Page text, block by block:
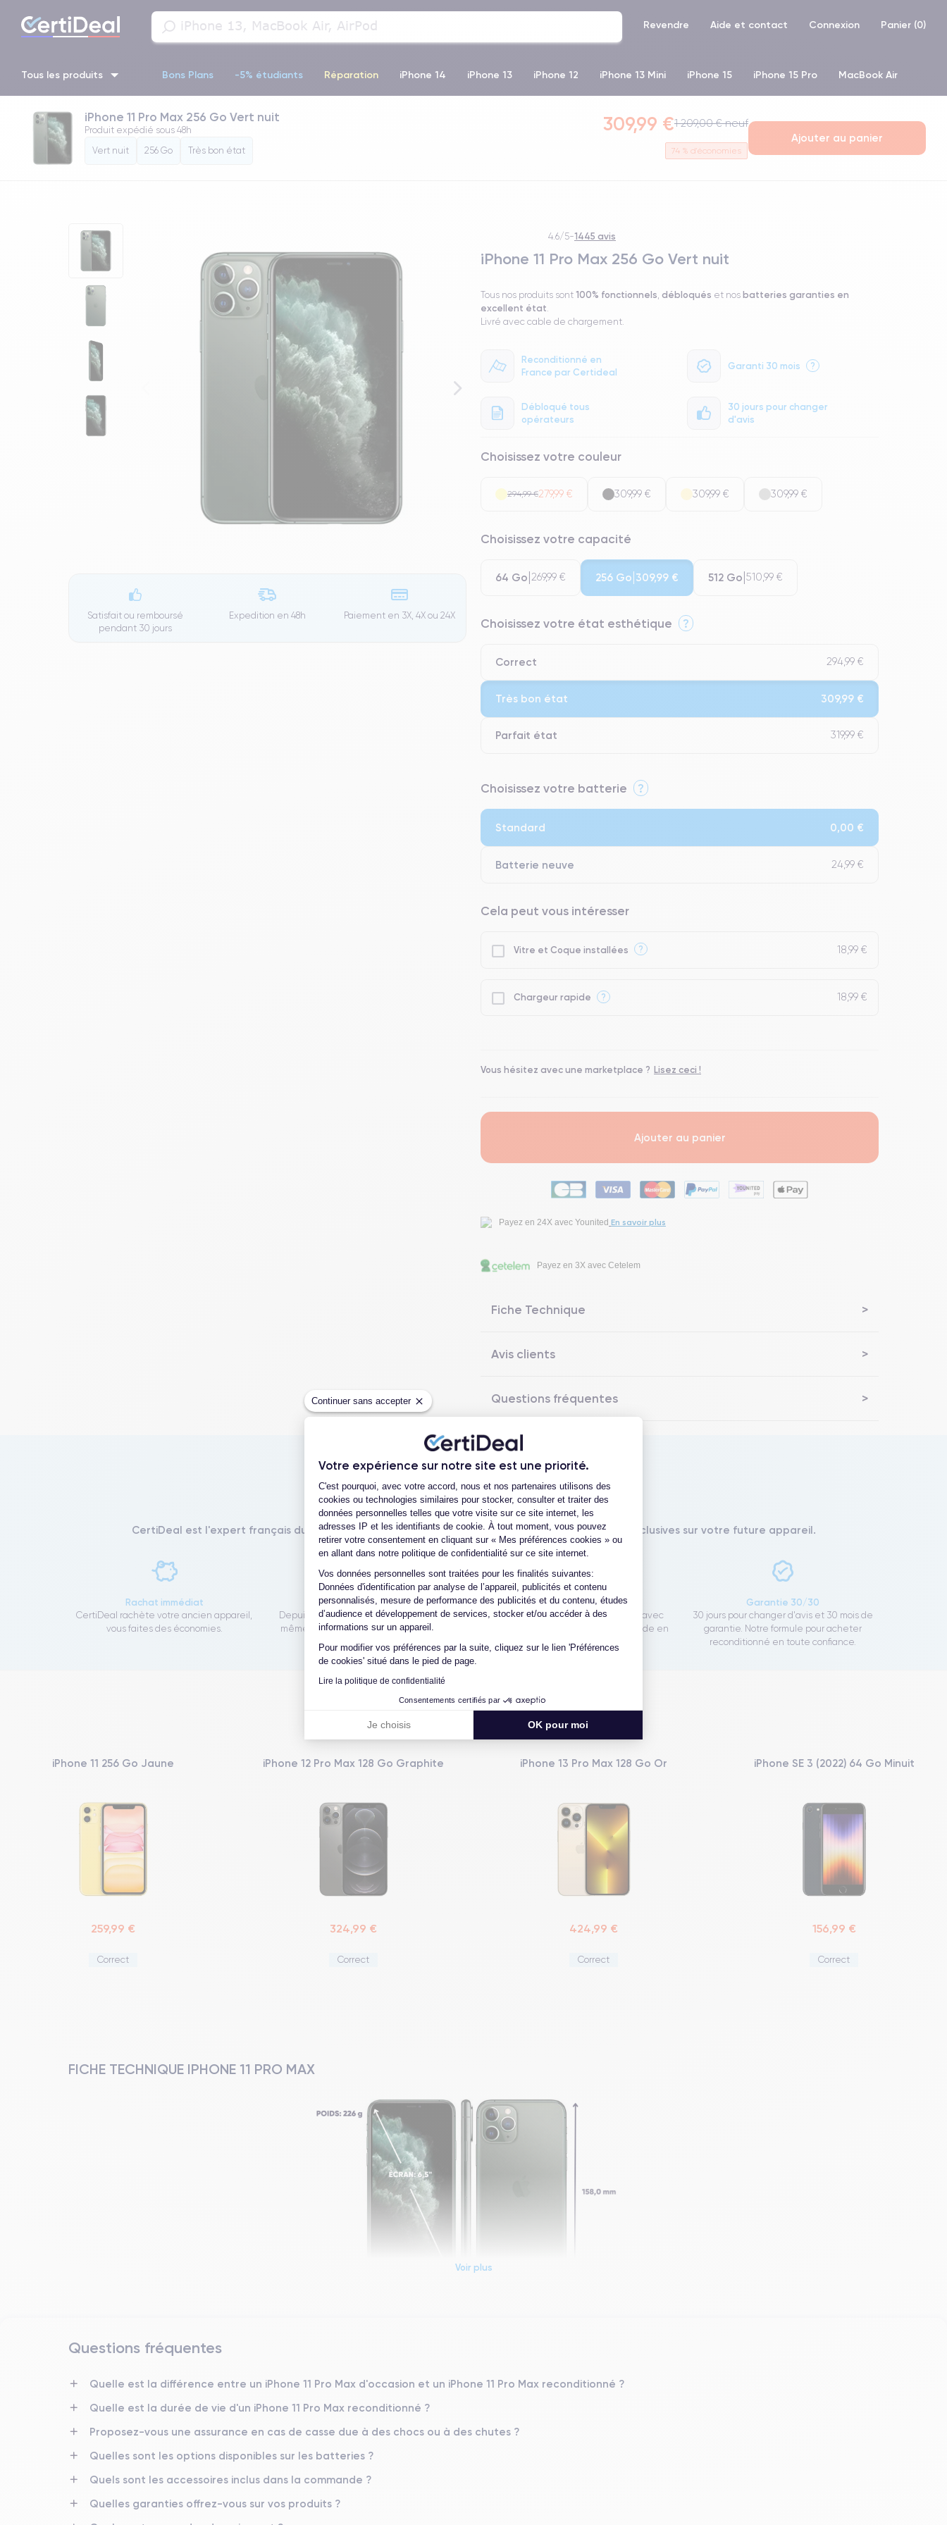
Continuer sans accepter
Votre expérience sur notre site est une priorité.
Plateforme de Gestion du Consentement : Personnalisez vos Options
C'est pourquoi, avec votre accord, nous et nos partenaires utilisons des
cookies ou technologies similaires pour stocker, consulter et traiter des
données personnelles telles que votre visite sur ce site internet, les
adresses IP et les identifiants de cookie. À tout moment, vous pouvez
retirer votre consentement en cliquant sur « Mes préférences cookies » ou
en allant dans notre politique de confidentialité sur ce site internet.
Vos données personnelles sont traitées pour les finalités suivantes:
Données d'identification par analyse de l’appareil, publicités et contenu
personnalisés, mesure de performance des publicités et du contenu, études
d’audience et développement de services, stocker et/ou accéder à des
informations sur un appareil.
Pour modifier vos préférences par la suite, cliquez sur le lien 'Préférences
de cookies' situé dans le pied de page.
Lire la politique de confidentialité
Consentements certifiés par
Je choisis OK pour moi
Axeptio consent
Revendre Aide et contact Connexion Panier (0)
Tous les produits Bons Plans -5% étudiants Réparation iPhone 14 iPhone 13 iPhone 12 iPhone 13 Mini iPhone 15 iPhone 15 Pro MacBook Air
iPhone 16 iPhone 14 Pro iPhone 13 Pro iPhone 13 Pro Max iPhone XR iPhone SE 2 (2020)
iPhone 11 Pro
iPhone 11 Pro Max 256 Go Vert nuit
Produit expédié sous 48h
Vert nuit
256 Go Très bon état
309,99 €1 209,00 € neuf
74 % d'économies
Ajouter au panier
Satisfait ou remboursé
pendant 30 jours
Expedition en 48h Paiement en 3X, 4X ou 24X
4.6/5-1445 avis
iPhone 11 Pro Max 256 Go Vert nuit
Tous nos produits sont 100% fonctionnels débloqués et nos batteries garanties en
excellent état
Livré avec cable de chargement.
Reconditionné en
France par Certideal
Garanti 30 mois ?
Débloqué tous
opérateurs
30 jours pour changer
d'avis
Choisissez votre couleur
294,99 €279,99 € 309,99 € 309,99 € 309,99 €
Choisissez votre capacité
64 Go 269,99 € 256 Go 309,99 € 512 Go 510,99 €
Choisissez votre état esthétique ?
Correct 294,99 €
Très bon état 309,99 €
Parfait état 319,99 €
⭐ Premium
Choisissez votre batterie ?
Standard 0,00 €
Batterie neuve 24,99 €
Cela peut vous intéresser
Vitre et Coque installées ? 18,99 €
Chargeur rapide ? 18,99 €
Vous hésitez avec une marketplace ? Lisez ceci !
Ajouter au panier
Payez en 24X avec Younited En savoir plus
Payez en 3X avec Cetelem
Fiche Technique
Avis clients
Questions fréquentes
Les garanties CertiDeal
CertiDeal est l'expert français du reconditionné. En achetant ici, vous bénéficiez de garanties exclusives sur votre future appareil.
Rachat immédiat
CertiDeal rachète votre ancien appareil,
vous faites des économies.
L'expert du reconditionné
Depuis 10 ans, nous reconditionnons nous-
même tous nos produits pour un maximum
de qualité.
Un SAV proche et en France
Nos équipes sont en contact direct avec
notre atelier pour une résolution rapide en
cas de pépin.
Garantie 30/30
30 jours pour changer d'avis et 30 mois de
garantie. Notre formule pour acheter
reconditionné en toute confiance.
Vous aimerez aussi
iPhone 11 256 Go Jaune
259,99 €
Correct
iPhone 12 Pro Max 128 Go Graphite
324,99 €
Correct
iPhone 13 Pro Max 128 Go Or
424,99 €
Correct
iPhone SE 3 (2022) 64 Go Minuit
156,99 €
Correct
FICHE TECHNIQUE IPHONE 11 PRO MAX
10/09/2019 iOS (iOS 26)
Dimensions
Écran
RAM
Voir plus
Questions fréquentes
Quelle est la différence entre un iPhone 11 Pro Max d'occasion et un iPhone 11 Pro Max reconditionné ?
Quelle est la durée de vie d'un iPhone 11 Pro Max reconditionné ?
Proposez-vous une assurance en cas de casse due à des chocs ou à des chutes ?
Quelles sont les options disponibles sur les batteries ?
Quels sont les accessoires inclus dans la commande ?
Quelles garanties offrez-vous sur vos produits ?